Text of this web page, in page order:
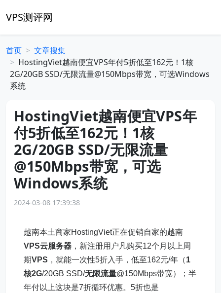
VPS测评网
首页
文章搜集
HostingViet越南便宜VPS年付5折低至162元！1核
2G/20GB SSD/无限流量@150Mbps带宽，可选Windows
系统
HostingViet越南便宜VPS年
付5折低至162元！1核
2G/20GB SSD/无限流量
@150Mbps带宽，可选
Windows系统
2024-03-08 17:39:38
越南本土商家HostingViet正在促销自家的越南
VPS云服务器 ，新注册用户凡购买12个月以上周
期VPS ，就能一次性5折入手，低至162元/年（1
核2G/20GB SSD/无限流量@150Mbps带宽）；半
年付以上这块是7折循环优惠。5折也是